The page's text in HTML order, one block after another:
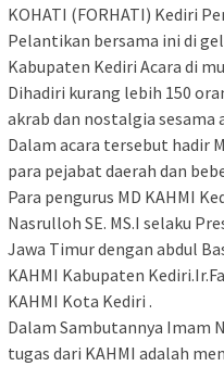
KOHATI (FORHATI) Kediri
Pelantikan bersama ini di
Kabupaten Kediri Acara di
Dihadiri kurang lebih 150
akrab dan nostalgia sesama
Dalam acara tersebut hadir
para pejabat daerah dan
Para pengurus MD KAHMI
Nasrulloh SE. MS.I selaku
Jawa Timur dengan abdul
KAHMI Kabupaten
KAHMI Kota Kediri .
Dalam Sambutannya Imam
tugas dari KAHMI adalah